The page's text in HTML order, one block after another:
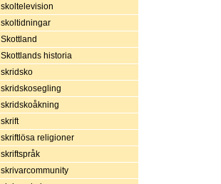
skoltelevision
skoltidningar
Skottland
Skottlands historia
skridsko
skridskosegling
skridskoåkning
skrift
skriftlösa religioner
skriftspråk
skrivarcommunity